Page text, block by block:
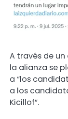
A través de
la alianza se
a “los
a los
Kicillof”.